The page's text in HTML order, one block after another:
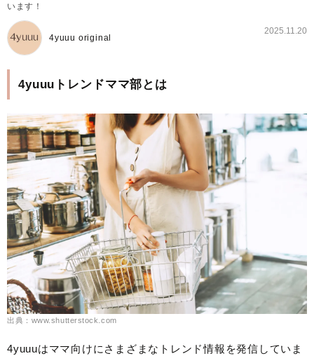
います！
4yuuu original
2025.11.20
4yuuuトレンドママ部とは
出典：www.shutterstock.com
4yuuuはママ向けにさまざまなトレンド情報を発信していま